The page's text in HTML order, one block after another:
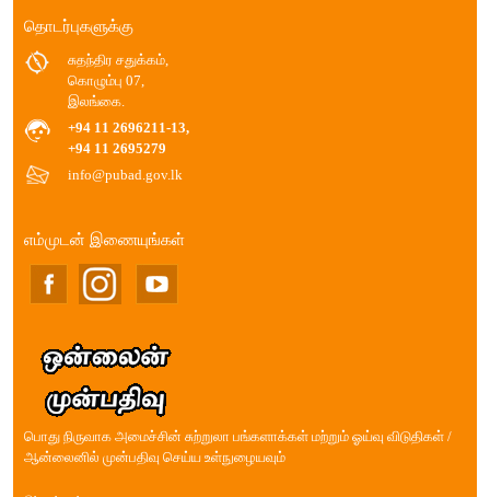
தொடர்புகளுக்கு
சுதந்திர சதுக்கம்,
கொழும்பு 07,
இலங்கை.
+94 11 2696211-13,
+94 11 2695279
info@pubad.gov.lk
எம்முடன் இணையுங்கள்
பொது நிருவாக அமைச்சின் சுற்றுலா பங்களாக்கள் மற்றும் ஓய்வு விடுதிகள் /
ஆன்லைனில் முன்பதிவு செய்ய உள்நுழையவும்